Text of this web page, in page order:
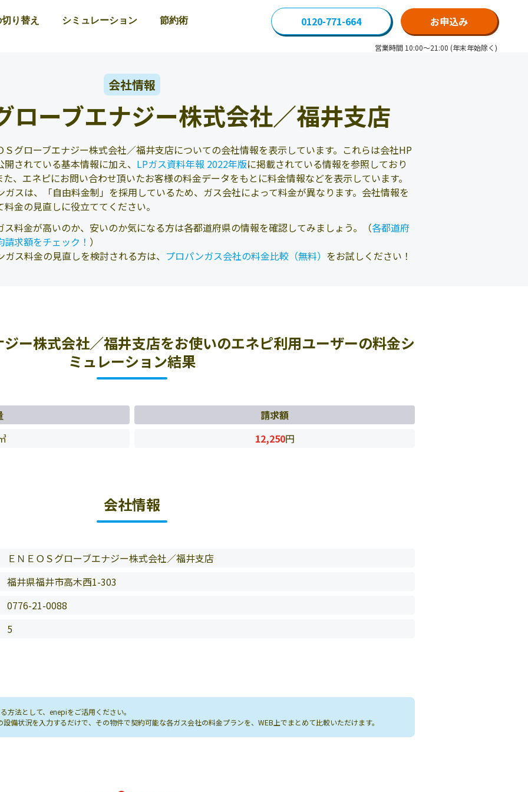
り替え シミュレーション 節約術 0120-771-664 お申込み
営業時間 10:00～21:00 (年末年始除く)
会社情報
ローブエナジー株式会社／福井支店
Ｓグローブエナジー株式会社／福井支店についての会社情報を表示しています。これらは会社HP
開されている基本情報に加え、 LPガス資料年報 2022年版に掲載されている情報を参照しており
た、エネピにお問い合わせ頂いたお客様の料金データをもとに料金情報などを表示しています。
ガスは、「自由料金制」を採用しているため、ガス会社によって料金が異なります。会社情報を
料金の見直しに役立ててください。
ス料金が高いのか、安いのか気になる方は各都道府県の情報を確認してみましょう。（各都道府
請求額をチェック！ ）
ガス料金の見直しを検討される方は、 プロパンガス会社の料金比較（無料） をお試しください！
ー株式会社／福井支店をお使いのエネピ利用ユーザーの料金シ
ミュレーション結果
請求額
12,250円
会社情報
ＥＮＥＯＳグローブエナジー株式会社／福井支店
福井県福井市高木西1-303
0776-21-0088
5
方法として、enepiをご活用ください。
備状況を入力するだけで、その物件で契約可能な各ガス会社の料金プランを、WEB上でまとめて比較いただけます。